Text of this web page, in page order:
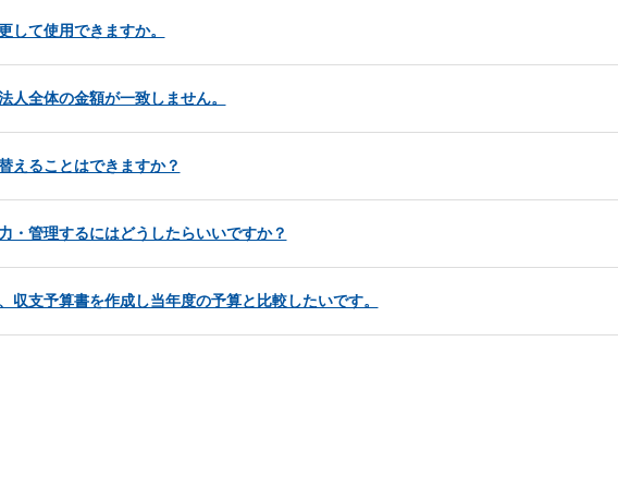
して使用できますか。
人全体の金額が一致しません。
ることはできますか？
・管理するにはどうしたらいいですか？
支予算書を作成し当年度の予算と比較したいです。